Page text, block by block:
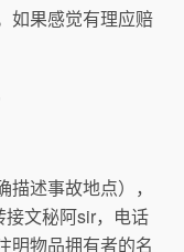
如果感觉有理应赔
述事故地点），
文秘阿sir， 电话
明物品拥有者的名